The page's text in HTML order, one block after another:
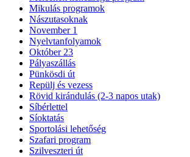
Mikulás programok
Nászutasoknak
November 1
Nyelvtanfolyamok
Október 23
Pályaszállás
Pünkösdi út
Repülj és vezess
Rövid kirándulás (2-3 napos utak)
Síbérlettel
Síoktatás
Sportolási lehetőség
Szafari program
Szilveszteri út